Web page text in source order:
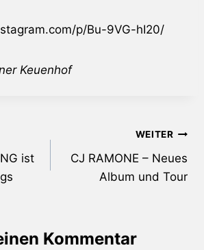
p/Bu-9VG-hI20/
Keuenhof
ist
WEITER
CJ RAMONE – Neues
Album und Tour
Kommentar